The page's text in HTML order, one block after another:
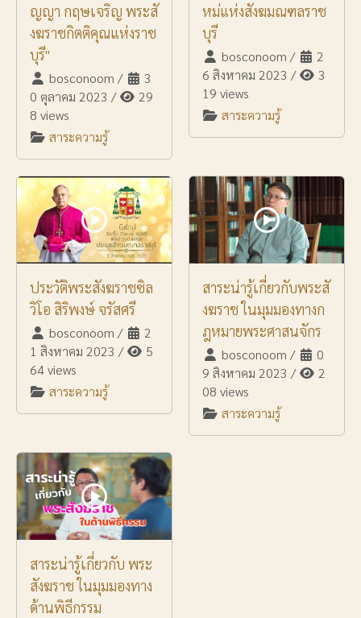
ญญา กฤษเจริญ พระสั
งฆราชกิตติคุณแห่งราช
บุรี"
bosconoom /
3
0 ตุลาคม 2023 /
29
8 views
สาระความรู้
หม่แห่งสังฆมณฑลราช
บุรี
bosconoom /
2
6 สิงหาคม 2023 /
3
19 views
สาระความรู้
ประวัติพระสังฆราชซิล
วิโอ สิริพงษ์ จรัสศรี
bosconoom /
2
1 สิงหาคม 2023 /
5
64 views
สาระความรู้
สาระน่ารู้เกี่ยวกับพระสั
งฆราช ในมุมมองทางก
ฎหมายพระศาสนจักร
bosconoom /
0
9 สิงหาคม 2023 /
2
08 views
สาระความรู้
สาระน่ารู้เกี่ยวกับ พระ
สังฆราช ในมุมมองทาง
ด้านพิธีกรรม